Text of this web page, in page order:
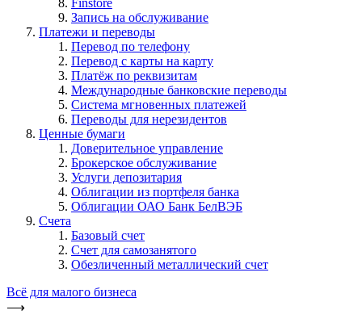
Finstore
Запись на обслуживание
Платежи и переводы
Перевод по телефону
Перевод с карты на карту
Платёж по реквизитам
Международные банковские переводы
Система мгновенных платежей
Переводы для нерезидентов
Ценные бумаги
Доверительное управление
Брокерское обслуживание
Услуги депозитария
Облигации из портфеля банка
Облигации ОАО Банк БелВЭБ
Счета
Базовый счет
Счет для самозанятого
Обезличенный металлический счет
Всё для малого бизнеса
⟶